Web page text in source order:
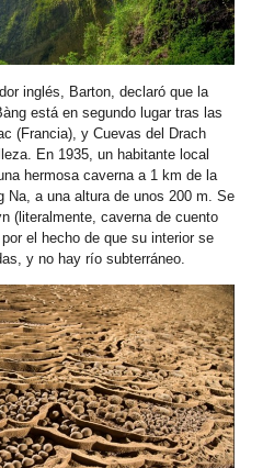
inglés, Barton, declaró que la
está en segundo lugar tras las
(Francia), y Cuevas del Drach
En 1935, un habitante local
hermosa caverna a 1 km de la
Na, a una altura de unos 200 m. Se
(literalmente, caverna de cuento
el hecho de que su interior se
y no hay río subterráneo.